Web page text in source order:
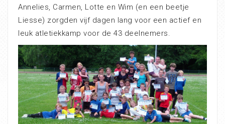
Annelies, Carmen, Lotte en Wim (en een beetje
Liesse) zorgden vijf dagen lang voor een actief en
leuk atletiekkamp voor de 43 deelnemers.